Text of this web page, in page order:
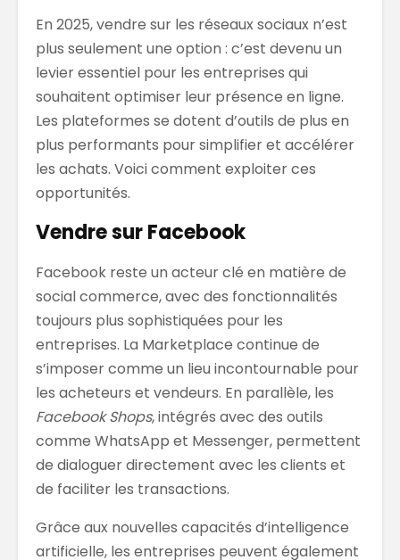
En 2025, vendre sur les réseaux sociaux n’est
plus seulement une option : c’est devenu un
levier essentiel pour les entreprises qui
souhaitent optimiser leur présence en ligne.
Les plateformes se dotent d’outils de plus en
plus performants pour simplifier et accélérer
les achats. Voici comment exploiter ces
opportunités.
Vendre sur Facebook
Facebook reste un acteur clé en matière de
social commerce, avec des fonctionnalités
toujours plus sophistiquées pour les
entreprises. La Marketplace continue de
s’imposer comme un lieu incontournable pour
les acheteurs et vendeurs. En parallèle, les
Facebook Shops, intégrés avec des outils
comme WhatsApp et Messenger, permettent
de dialoguer directement avec les clients et
de faciliter les transactions.
Grâce aux nouvelles capacités d’intelligence
artificielle, les entreprises peuvent également